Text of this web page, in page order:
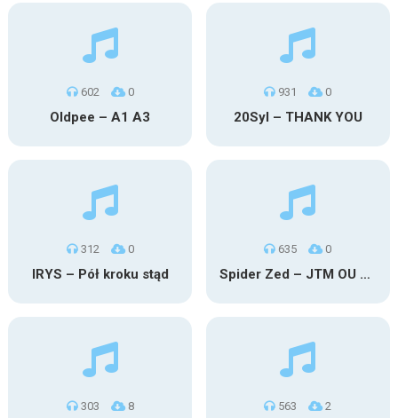
602 0
Oldpee – A1 A3
931 0
20Syl – THANK YOU
312 0
IRYS – Pół kroku stąd
635 0
Spider Zed – JTM OU TG
303 8 563 2